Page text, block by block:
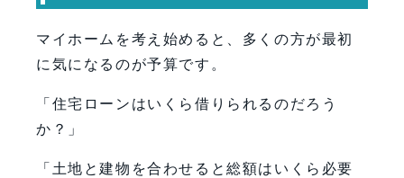
専門家コメント
まとめ：家を建てた後の暮らしまで考
えることが大切
マイホームを考え始めると、多くの方が最初
に気になるのが予算です。
「住宅ローンはいくら借りられるのだろう
か？」
「土地と建物を合わせると総額はいくら必要